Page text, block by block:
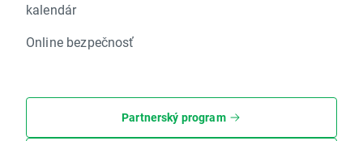
kalendár
Online bezpečnosť
Partnerský program